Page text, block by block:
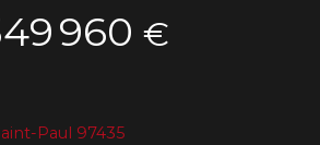
960 €
Paul 97435